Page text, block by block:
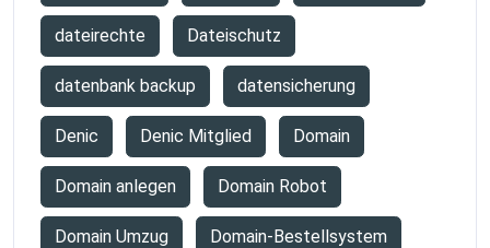
dateirechte Dateischutz
datenbank backup datensicherung
Denic Denic Mitglied Domain
Domain anlegen Domain Robot
Domain Umzug Domain-Bestellsystem